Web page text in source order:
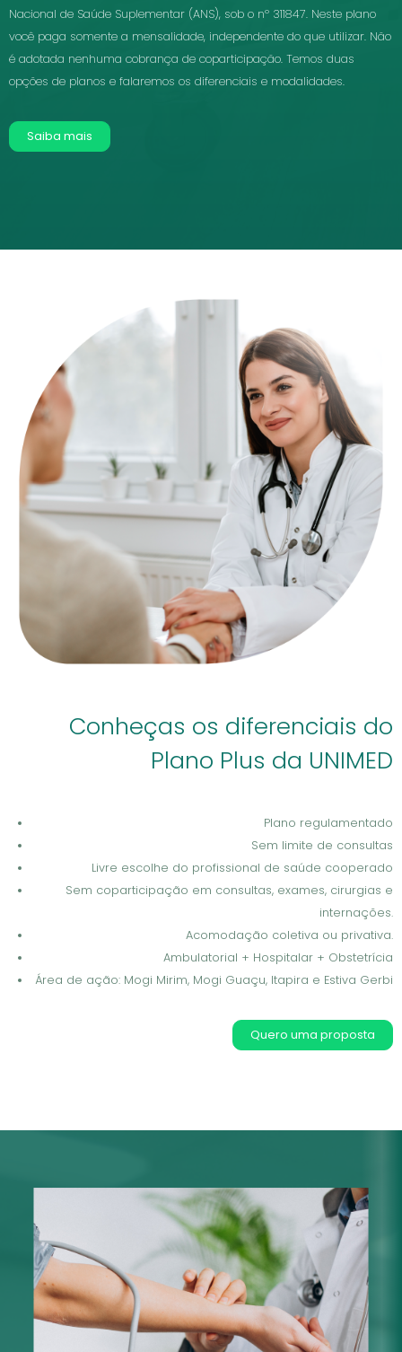
Nacional de Saúde Suplementar (ANS), sob o nº 311847. Neste plano
você paga somente a mensalidade, independente do que utilizar. Não
é adotada nenhuma cobrança de coparticipação. Temos duas
opções de planos e falaremos os diferenciais e modalidades.
Saiba mais
Conheças os diferenciais do
Plano Plus da UNIMED
Plano regulamentado
Sem limite de consultas
Livre escolhe do profissional de saúde cooperado
Sem coparticipação em consultas, exames, cirurgias e
internações.
Acomodação coletiva ou privativa.
Ambulatorial + Hospitalar + Obstetrícia
Área de ação: Mogi Mirim, Mogi Guaçu, Itapira e Estiva Gerbi
Quero uma proposta